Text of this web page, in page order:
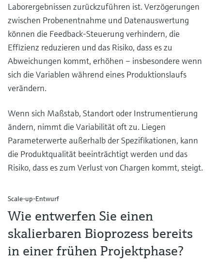
Laborergebnissen zurückzuführen ist. Verzögerungen
zwischen Probenentnahme und Datenauswertung
können die Feedback-Steuerung verhindern, die
Effizienz reduzieren und das Risiko, dass es zu
Abweichungen kommt, erhöhen – insbesondere wenn
sich die Variablen während eines Produktionslaufs
verändern.
Wenn sich Maßstab, Standort oder Instrumentierung
ändern, nimmt die Variabilität oft zu. Liegen
Parameterwerte außerhalb der Spezifikationen, kann
die Produktqualität beeinträchtigt werden und das
Risiko, dass es zum Verlust von Chargen kommt, steigt.
Scale-up-Entwurf
Wie entwerfen Sie einen
skalierbaren Bioprozess bereits
in einer frühen Projektphase?